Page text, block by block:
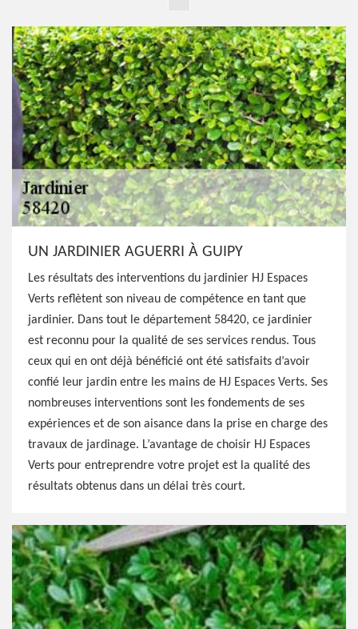
UN JARDINIER AGUERRI À GUIPY
Les résultats des interventions du jardinier HJ Espaces
Verts reflètent son niveau de compétence en tant que
jardinier. Dans tout le département 58420, ce jardinier
est reconnu pour la qualité de ses services rendus. Tous
ceux qui en ont déjà bénéficié ont été satisfaits d’avoir
confié leur jardin entre les mains de HJ Espaces Verts. Ses
nombreuses interventions sont les fondements de ses
expériences et de son aisance dans la prise en charge des
travaux de jardinage. L’avantage de choisir HJ Espaces
Verts pour entreprendre votre projet est la qualité des
résultats obtenus dans un délai très court.